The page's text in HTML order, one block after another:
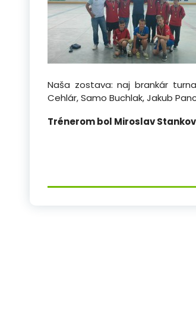
Naša zostava: naj brankár
Cehlár, Samo Buchlak, Jakub
Trénerom bol Miroslav